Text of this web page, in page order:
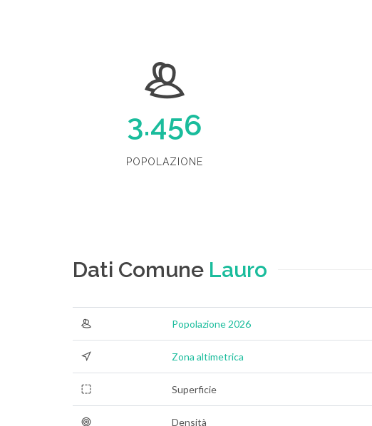
3.456
POPOLAZIONE
Dati Comune Lauro
Popolazione 2026
Zona altimetrica
Superficie
Densità